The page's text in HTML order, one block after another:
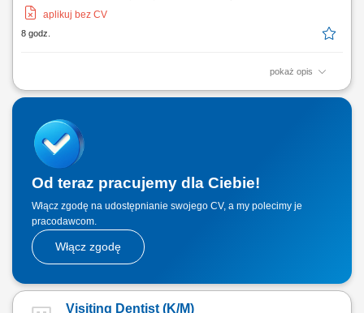
aplikuj bez CV
8 godz.
pokaż opis
Udzielanie świadczeń z zakresu protetyki stomatologicznej zgodnie z
planowanie leczenia protetycznego pacjentów. Realizacja świadczeń
finansowanych przez NFZ oraz usług komercyjnych. Prowadzenie
dokumentacji medycznej zgodnie z...
Od teraz pracujemy dla Ciebie!
Włącz zgodę na udostępnianie swojego CV, a my polecimy je
pracodawcom.
Włącz zgodę
Visiting Dentist (K/M)